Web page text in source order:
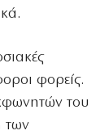
φορείς.
του
των